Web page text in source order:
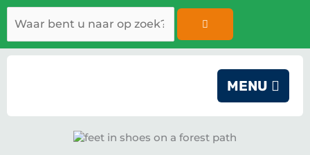
Ga
naar
inhoud
MENU